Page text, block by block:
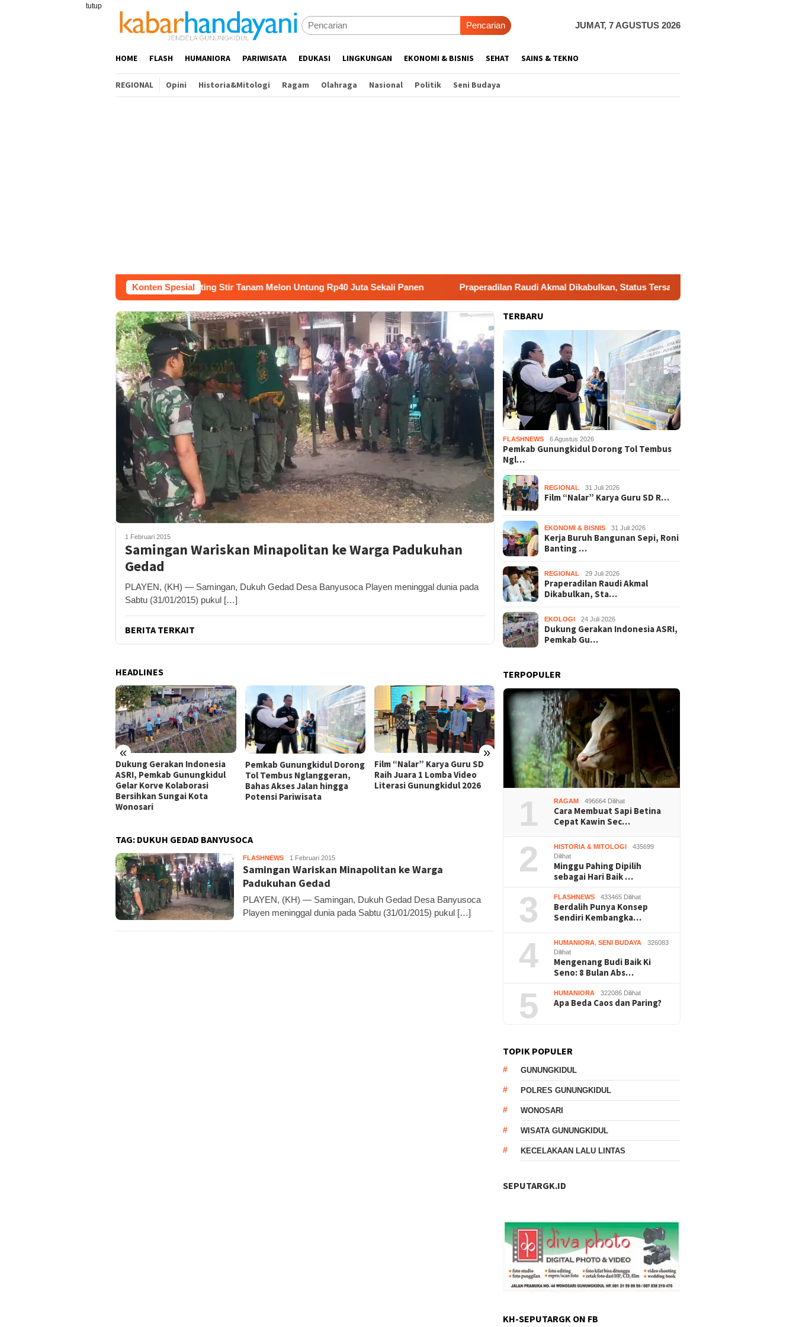
tutup
Pencarian JUMAT, 7 AGUSTUS 2026
HOME FLASH HUMANIORA PARIWISATA EDUKASI LINGKUNGAN EKONOMI & BISNIS SEHAT SAINS & TEKNO
REGIONAL Opini Historia&Mitologi Ragam Olahraga Nasional Politik Seni Budaya
Konten Spesial
Buruh Bangunan Sepi, Roni Banting Stir Tanam Melon Untung Rp40 Juta Sekali Panen Praperadilan Raudi Akmal Dikabulkan, Status Tersangka Gugur
1 Februari 2015
Samingan Wariskan Minapolitan ke Warga Padukuhan
Gedad
PLAYEN, (KH) — Samingan, Dukuh Gedad Desa Banyusoca Playen meninggal dunia pada
Sabtu (31/01/2015) pukul […]
BERITA TERKAIT
HEADLINES
« »
Dukung Gerakan Indonesia
ASRI, Pemkab Gunungkidul
Gelar Korve Kolaborasi
Bersihkan Sungai Kota
Wonosari
Pemkab Gunungkidul Dorong
Tol Tembus Nglanggeran,
Bahas Akses Jalan hingga
Potensi Pariwisata
Film “Nalar” Karya Guru SD
Raih Juara 1 Lomba Video
Literasi Gunungkidul 2026
Kerja Buruh Bangunan Sepi,
Roni Banting Stir Tanam
Melon Untung Rp40 Juta
Sekali Panen
Praperadilan Raudi Akmal
Dikabulkan, Status
Tersangka Gugur
TAG: DUKUH GEDAD BANYUSOCA
FLASHNEWS KH11 Februari 2015
Samingan Wariskan Minapolitan ke Warga
Padukuhan Gedad
PLAYEN, (KH) — Samingan, Dukuh Gedad Desa Banyusoca
Playen meninggal dunia pada Sabtu (31/01/2015) pukul […]
TERBARU
FLASHNEWS 6 Agustus 2026
Pemkab Gunungkidul Dorong Tol Tembus
Ngl…
REGIONAL 31 Juli 2026
Film “Nalar” Karya Guru SD R…
EKONOMI & BISNIS 31 Juli 2026
Kerja Buruh Bangunan Sepi, Roni
Banting …
REGIONAL 29 Juli 2026
Praperadilan Raudi Akmal
Dikabulkan, Sta…
EKOLOGI 24 Juli 2026
Dukung Gerakan Indonesia ASRI,
Pemkab Gu…
TERPOPULER
1 RAGAM 496664 Dilihat
Cara Membuat Sapi Betina
Cepat Kawin Sec…
2 HISTORIA & MITOLOGI
435699
Dilihat
Minggu Pahing Dipilih
sebagai Hari Baik …
3 FLASHNEWS 433465 Dilihat
Berdalih Punya Konsep
Sendiri Kembangka…
4 HUMANIORA ,SENI BUDAYA
326083
Dilihat
Mengenang Budi Baik Ki
Seno: 8 Bulan Abs…
5 HUMANIORA 322086 Dilihat
Apa Beda Caos dan Paring?
TOPIK POPULER
GUNUNGKIDUL
POLRES GUNUNGKIDUL
WONOSARI
WISATA GUNUNGKIDUL
KECELAKAAN LALU LINTAS
SEPUTARGK.ID
KH-SEPUTARGK ON FB